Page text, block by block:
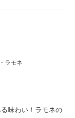
ラモネ
味わい！ラモネの